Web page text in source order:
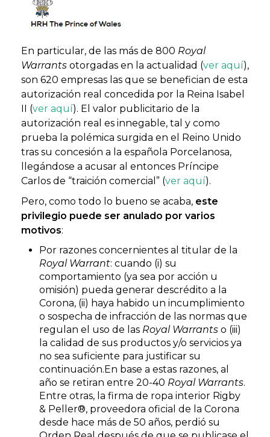
En particular, de las más de 800 Royal
Warrants otorgadas en la actualidad (ver aquí),
son 620 empresas las que se benefician de esta
autorización real concedida por la Reina Isabel
II (ver aquí). El valor publicitario de la
autorización real es innegable, tal y como
prueba la polémica surgida en el Reino Unido
tras su concesión a la española Porcelanosa,
llegándose a acusar al entonces Príncipe
Carlos de “traición comercial” (ver aquí).
Pero, como todo lo bueno se acaba, este
privilegio puede ser anulado por varios
motivos:
Por razones concernientes al titular de la
Royal Warrant: cuando (i) su
comportamiento (ya sea por acción u
omisión) pueda generar descrédito a la
Corona, (ii) haya habido un incumplimiento
o sospecha de infracción de las normas que
regulan el uso de las Royal Warrants o (iii)
la calidad de sus productos y/o servicios ya
no sea suficiente para justificar su
continuación.En base a estas razones, al
año se retiran entre 20-40 Royal Warrants.
Entre otras, la firma de ropa interior Rigby
& Peller®, proveedora oficial de la Corona
desde hace más de 50 años, perdió su